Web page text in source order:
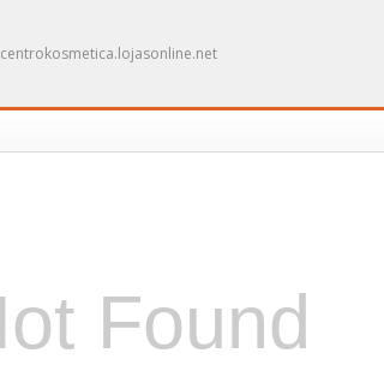
centrokosmetica.lojasonline.net